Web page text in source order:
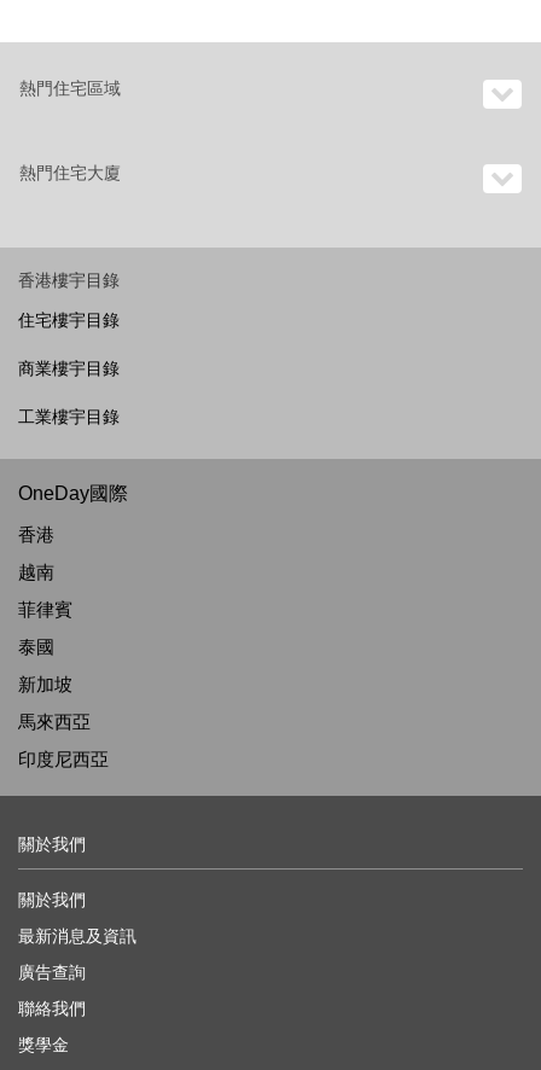
熱門住宅區域
熱門住宅大廈
香港樓宇目錄
住宅樓宇目錄
商業樓宇目錄
工業樓宇目錄
OneDay國際
香港
越南
菲律賓
泰國
新加坡
馬來西亞
印度尼西亞
關於我們
關於我們
最新消息及資訊
廣告查詢
聯絡我們
獎學金